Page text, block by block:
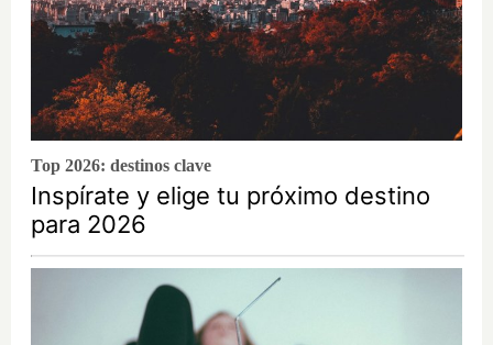
Top 2026: destinos clave
Inspírate y elige tu próximo destino
para 2026